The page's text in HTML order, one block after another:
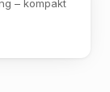
– kompakt